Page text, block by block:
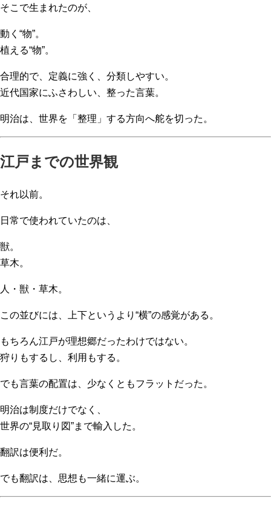
そこで生まれたのが、
動く“物”。
植える“物”。
合理的で、定義に強く、分類しやすい。
近代国家にふさわしい、整った言葉。
明治は、世界を「整理」する方向へ舵を切った。
江戸までの世界観
それ以前。
日常で使われていたのは、
獣。
草木。
人・獣・草木。
この並びには、上下というより“横”の感覚がある。
もちろん江戸が理想郷だったわけではない。
狩りもするし、利用もする。
でも言葉の配置は、少なくともフラットだった。
明治は制度だけでなく、
世界の“見取り図”まで輸入した。
翻訳は便利だ。
でも翻訳は、思想も一緒に運ぶ。